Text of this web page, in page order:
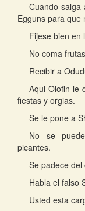
Cuando
Egguns para que
Fijese bien en
No coma
Recibir a
Aqui Olofin le
fiestas y orgias.
Se le pone a
No se
picantes.
Se padece del
Habla el falso
Usted esta